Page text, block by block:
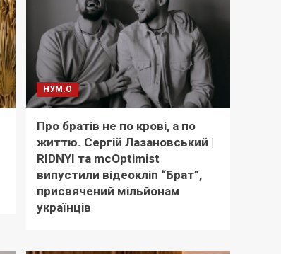
НУМ.О
Про братів не по крові, а по
життю. Сергій Лазановський |
RIDNYI та mcOptimist
випустили відеокліп “Брат”,
присвячений мільйонам
українців